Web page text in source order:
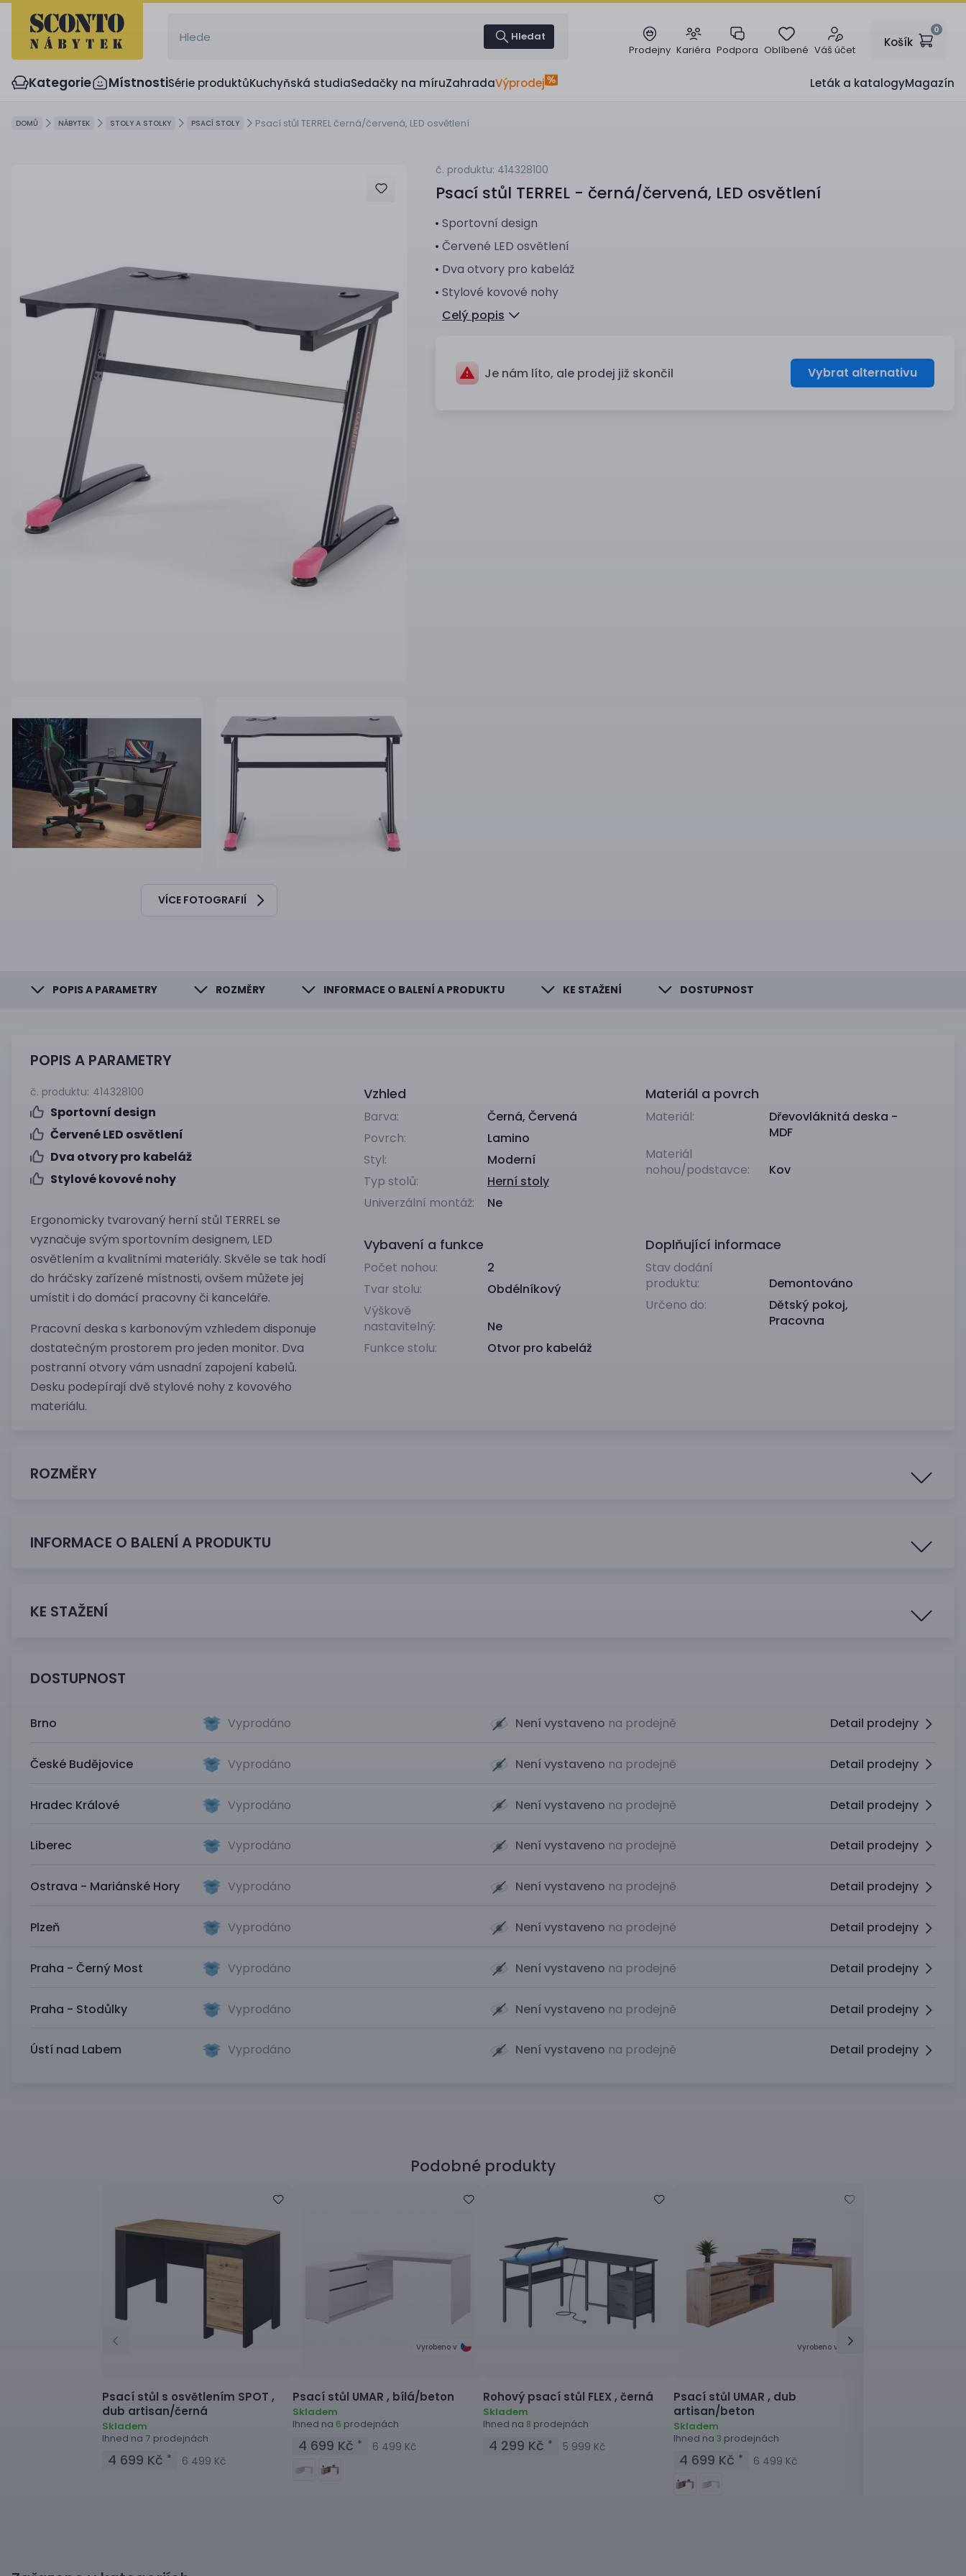
Hledat
Prodejny Kariéra Podpora Oblíbené Váš účet
Košík
0
Kategorie MístnostiSérie produktůKuchyňská studiaSedačky na míruZahradaVýprodej Leták a katalogyMagazín
DOMŮ NÁBYTEK STOLY A STOLKY PSACÍ STOLY Psací stůl TERREL černá/červená, LED osvětlení
VÍCE FOTOGRAFIÍ
č. produktu: 414328100
Psací stůl TERREL - černá/červená, LED osvětlení
Sportovní design
Červené LED osvětlení
Dva otvory pro kabeláž
Stylové kovové nohy
Celý popis
Je nám líto, ale prodej již skončil Vybrat alternativu
POPIS A PARAMETRY ROZMĚRY INFORMACE O BALENÍ A PRODUKTU KE STAŽENÍ DOSTUPNOST
POPIS A PARAMETRY
č. produktu: 414328100
Sportovní design
Červené LED osvětlení
Dva otvory pro kabeláž
Stylové kovové nohy
Ergonomicky tvarovaný herní stůl TERREL se
vyznačuje svým sportovním designem, LED
osvětlením a kvalitními materiály. Skvěle se tak hodí
do hráčsky zařízené místnosti, ovšem můžete jej
umístit i do domácí pracovny či kanceláře.
Pracovní deska s karbonovým vzhledem disponuje
dostatečným prostorem pro jeden monitor. Dva
postranní otvory vám usnadní zapojení kabelů.
Desku podepírají dvě stylové nohy z kovového
materiálu.
Vzhled
Barva: Černá, Červená
Povrch:
Lamino
Styl:
Moderní
Typ stolů:
Herní stoly
Univerzální montáž:
Ne
Materiál a povrch
Materiál:
Dřevovláknitá deska -
MDF
Materiál
nohou/podstavce:
Kov
Vybavení a funkce
Počet nohou:
2
Tvar stolu:
Obdélníkový
Výškově
nastavitelný:
Ne
Funkce stolu:
Otvor pro kabeláž
Doplňující informace
Stav dodání
produktu:
Demontováno
Určeno do:
Dětský pokoj,
Pracovna
ROZMĚRY
INFORMACE O BALENÍ A PRODUKTU
KE STAŽENÍ
DOSTUPNOST
Brno Vyprodáno Není vystaveno na prodejně Detail prodejny
České Budějovice Vyprodáno Není vystaveno na prodejně Detail prodejny
Hradec Králové Vyprodáno Není vystaveno na prodejně Detail prodejny
Liberec Vyprodáno Není vystaveno na prodejně Detail prodejny
Ostrava - Mariánské Hory Vyprodáno Není vystaveno na prodejně Detail prodejny
Plzeň Vyprodáno Není vystaveno na prodejně Detail prodejny
Praha - Černý Most Vyprodáno Není vystaveno na prodejně Detail prodejny
Praha - Stodůlky Vyprodáno Není vystaveno na prodejně Detail prodejny
Ústí nad Labem Vyprodáno Není vystaveno na prodejně Detail prodejny
Podobné produkty
Psací stůl s osvětlením SPOT ,
dub artisan/černá
Skladem
Ihned na 7 prodejnách
4 699 Kč * 6 499 Kč
Vyrobeno v
Psací stůl UMAR , bílá/beton
Skladem
Ihned na 6 prodejnách
4 699 Kč * 6 499 Kč
Rohový psací stůl FLEX , černá
Skladem
Ihned na 8 prodejnách
4 299 Kč * 5 999 Kč
Vyrobeno v
Psací stůl UMAR , dub
artisan/beton
Skladem
Ihned na 3 prodejnách
4 699 Kč * 6 499 Kč